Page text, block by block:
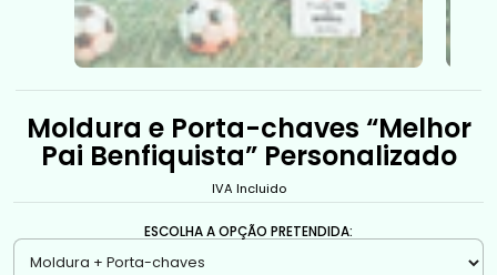
Moldura e Porta-chaves “Melhor
Pai Benfiquista” Personalizado
IVA Incluido
ESCOLHA A OPÇÃO PRETENDIDA: